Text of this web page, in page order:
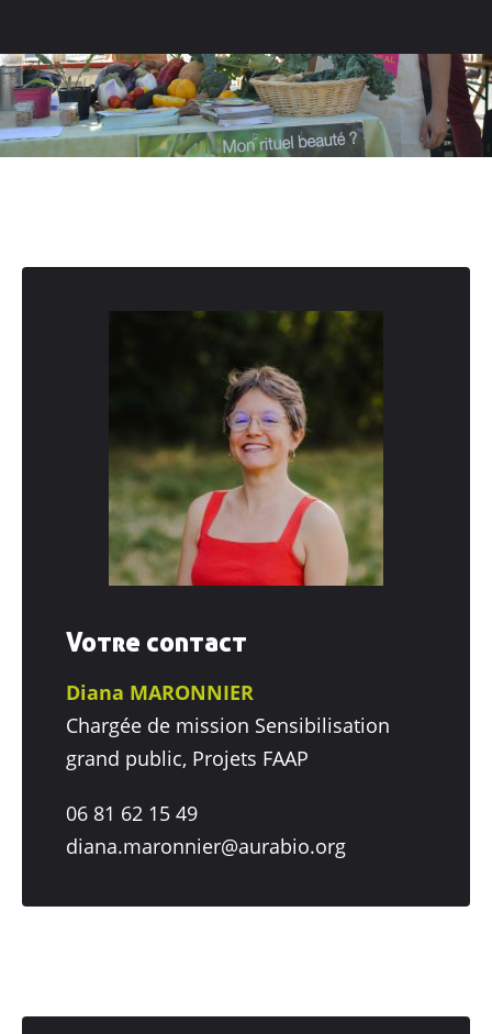
Votre contact
Diana MARONNIER
Chargée de mission Sensibilisation
grand public, Projets FAAP
06 81 62 15 49
diana.maronnier@aurabio.org